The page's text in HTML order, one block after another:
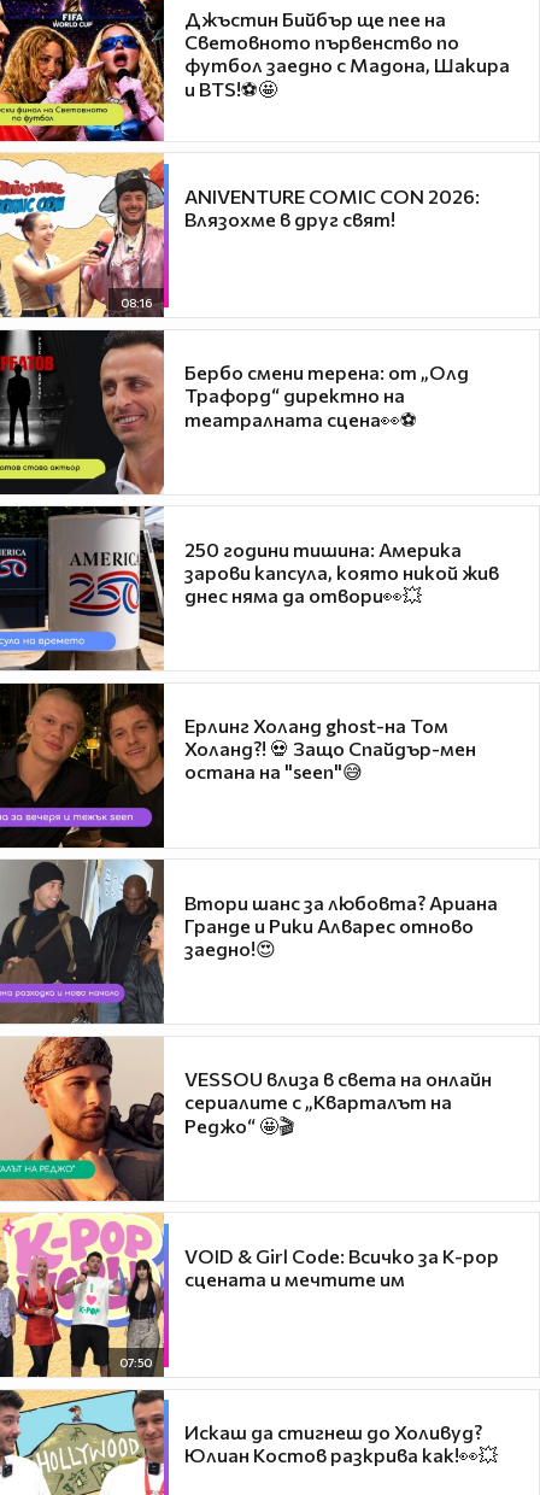
Джъстин Бийбър ще пее на
Световното първенство по
футбол заедно с Мадона, Шакира
и BTS!⚽🤩
08:16
ANIVENTURE COMIC CON 2026:
Влязохме в друг свят!
Бербо смени терена: от „Олд
Трафорд“ директно на
театралната сцена👀⚽
250 години тишина: Америка
зарови капсула, която никой жив
днес няма да отвори👀💥
Ерлинг Холанд ghost-на Том
Холанд?! 💀 Защо Спайдър-мен
остана на "seen"😅
Втори шанс за любовта? Ариана
Гранде и Рики Алварес отново
заедно!😍
VESSOU влиза в света на онлайн
сериалите с „Кварталът на
Реджо“ 🤩🎬
07:50
VOID & Girl Code: Всичко за K-pop
сцената и мечтите им
Искаш да стигнеш до Холивуд?
Юлиан Костов разкрива как!👀💥